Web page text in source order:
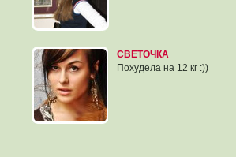
СВЕТОЧКА
Похудела на 12 кг :))